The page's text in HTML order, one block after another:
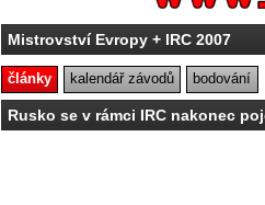
Mistrovství Evropy + IRC 2007
články kalendář závodů bodování
Rusko se v rámci IRC nakonec